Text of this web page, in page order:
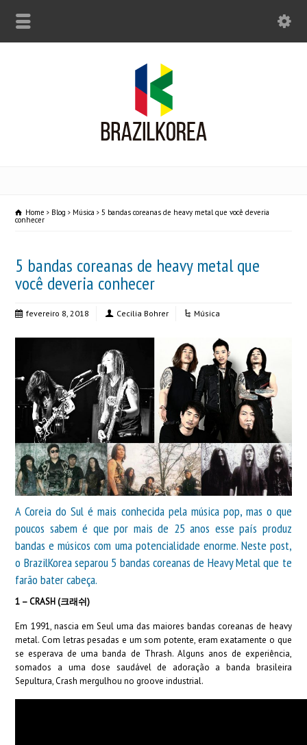
Home Blog Música 5 bandas coreanas de heavy metal que você deveria
conhecer
5 bandas coreanas de heavy metal que
você deveria conhecer
fevereiro 8, 2018 Cecilia Bohrer Música
A Coreia do Sul é mais conhecida pela música pop, mas o que
poucos sabem é que por mais de 25 anos esse país produz
bandas e músicos com uma potencialidade enorme. Neste post,
o BrazilKorea separou 5 bandas coreanas de Heavy Metal que te
farão bater cabeça.
1 – CRASH (크래쉬)
Em 1991, nascia em Seul uma das maiores bandas coreanas de heavy
metal. Com letras pesadas e um som potente, eram exatamente o que
se esperava de uma banda de Thrash. Alguns anos de experiência,
somados a uma dose saudável de adoração a banda brasileira
Sepultura, Crash mergulhou no groove industrial.